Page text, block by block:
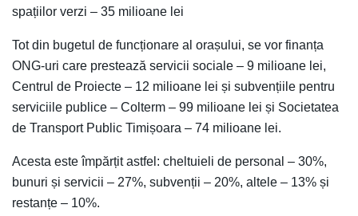
spațiilor verzi – 35 milioane lei
Tot din bugetul de funcționare al orașului, se vor finanța
ONG-uri care prestează servicii sociale – 9 milioane lei,
Centrul de Proiecte – 12 milioane lei și subvențiile pentru
serviciile publice – Colterm – 99 milioane lei și Societatea
de Transport Public Timișoara – 74 milioane lei.
Acesta este împărțit astfel: cheltuieli de personal – 30%,
bunuri și servicii – 27%, subvenții – 20%, altele – 13% și
restanțe – 10%.